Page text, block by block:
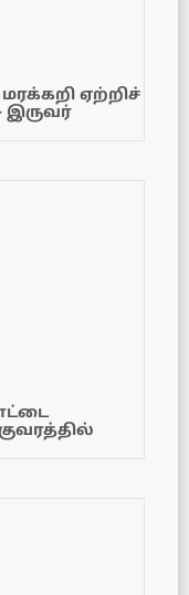
ஏற்றிச்
இருவர்